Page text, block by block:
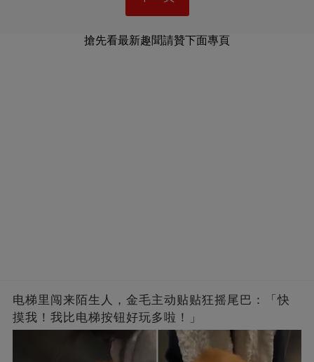
搶先看最新趣聞請贊下面專頁
电梯里闯来陌生人，金毛主动贴贴狂摇尾巴：「快
摸我！我比电梯按钮好玩多啦！」